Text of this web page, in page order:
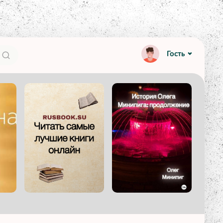
Гость